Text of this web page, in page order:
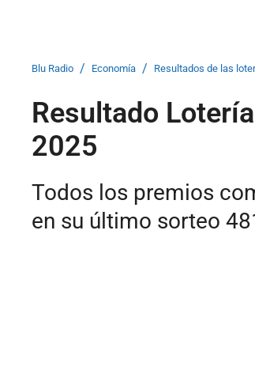
Blu Radio / Economía / Resultados de las
Resultado
2025
Todos los premios
en su último sorteo